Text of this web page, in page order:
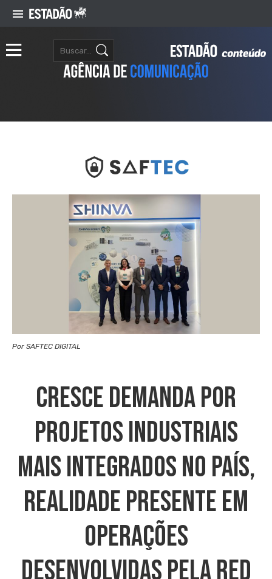
Por SAFTEC DIGITAL
Cresce Demanda Por
Projetos Industriais
Mais Integrados No País,
Realidade Presente Em
Operações
Desenvolvidas Pela Red